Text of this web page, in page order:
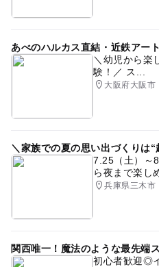
あべのハルカス直結・近鉄アー
＼幼児から楽
験！／ ス...
大阪府大阪市
＼家族での夏の思い出づくりは
7.25（土）～
ら夜まで楽し
兵庫県三木市
関西唯一！魔法のような最先端
初心者歓迎◎